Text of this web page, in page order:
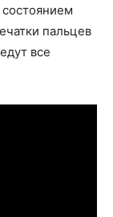
состоянием
пальцев
все